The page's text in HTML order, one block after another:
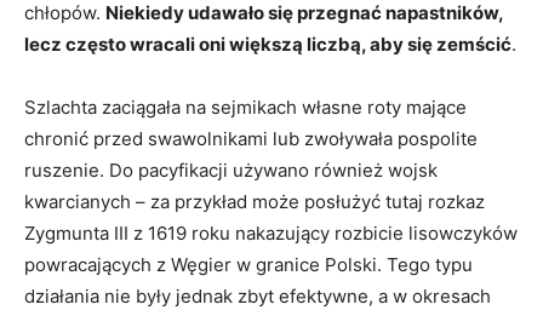
chłopów. Niekiedy udawało się przegnać napastników,
lecz często wracali oni większą liczbą, aby się zemścić.
Szlachta zaciągała na sejmikach własne roty mające
chronić przed swawolnikami lub zwoływała pospolite
ruszenie. Do pacyfikacji używano również wojsk
kwarcianych – za przykład może posłużyć tutaj rozkaz
Zygmunta III z 1619 roku nakazujący rozbicie lisowczyków
powracających z Węgier w granice Polski. Tego typu
działania nie były jednak zbyt efektywne, a w okresach